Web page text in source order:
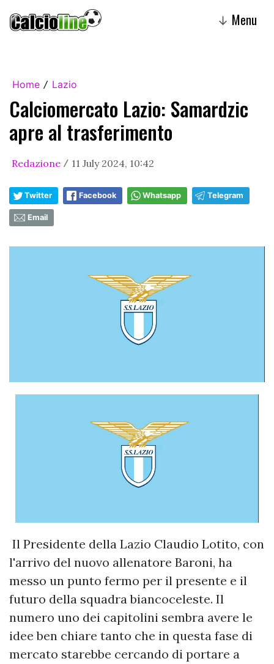
↓ Menu
Home / Lazio
Calciomercato Lazio: Samardzic
apre al trasferimento
Redazione / 11 July 2024, 10:42
Twitter Facebook Whatsapp Telegram
Email
Il Presidente della Lazio Claudio Lotito, con
l'arrivo del nuovo allenatore Baroni, ha
messo un punto fermo per il presente e il
futuro della squadra biancoceleste. Il
numero uno dei capitolini sembra avere le
idee ben chiare tanto che in questa fase di
mercato starebbe cercando di portare a